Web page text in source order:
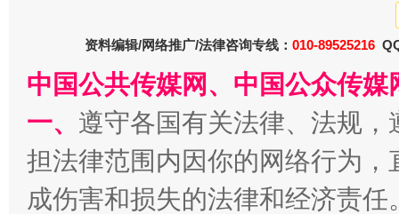
习近平的博鳌关键词
魏明亮
资料编辑/网络推广/法律咨询专线： 010-89525216
中国公共传媒网、中国公众传
一、 遵守各国有关法律、法规
担法律范围内因你的网络行为
成伤害和损失的法律和经济责